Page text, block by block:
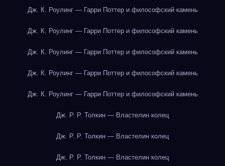
Дж. К. Роулинг — Гарри Поттер и философский камень
Дж. К. Роулинг — Гарри Поттер и философский камень
Дж. К. Роулинг — Гарри Поттер и философский камень
Дж. К. Роулинг — Гарри Поттер и философский камень
Дж. К. Роулинг — Гарри Поттер и философский камень
Дж. Р. Р. Толкин — Властелин колец
Дж. Р. Р. Толкин — Властелин колец
Дж. Р. Р. Толкин — Властелин колец